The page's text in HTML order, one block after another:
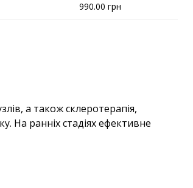
990.00 грн
а також склеротерапія,
На ранніх стадіях ефективне